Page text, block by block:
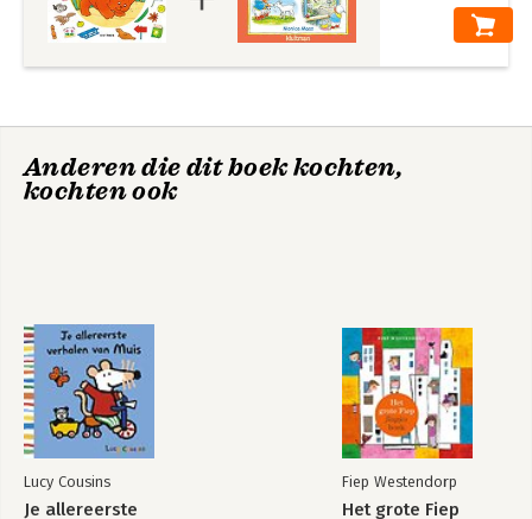
Anderen die dit boek kochten,
kochten ook
Lucy Cousins
Je allereerste
Fiep Westendorp
Het grote Fiep